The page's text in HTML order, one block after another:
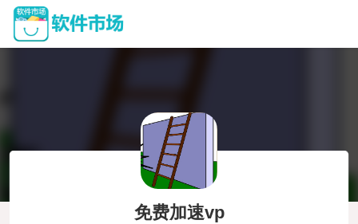
免费加速vp